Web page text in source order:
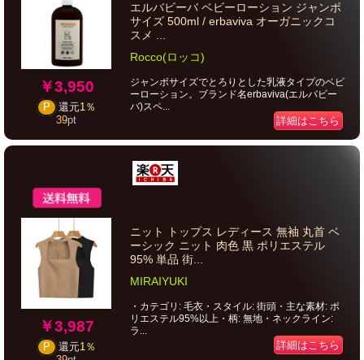
￥3,950
P 還元1％
39pt
エルバビーバ ベビーローション ジャンボ
サイズ 500ml / erbaviva オーガニックコ
スメ ...
Rocco(ロッコ)
ジャンボサイズでとろりとした乳液タイプのベビ
ーローション。ブランド名erbaviva(エルバビー
バ)スペ...
詳細はこちら
￥3,987
P 還元1％
ニット トップス レディース 無袖 丸首 ベ
ーシック ニット 肉色 黒 ポリエステル
95% 単品 街...
MIRAIYUKI
・カテゴリ: 毛衣・スタイル: 街頭・主な素材: ポ
リエステル95%以上・柄: 無地・ネックライン:
ラ...
詳細はこちら